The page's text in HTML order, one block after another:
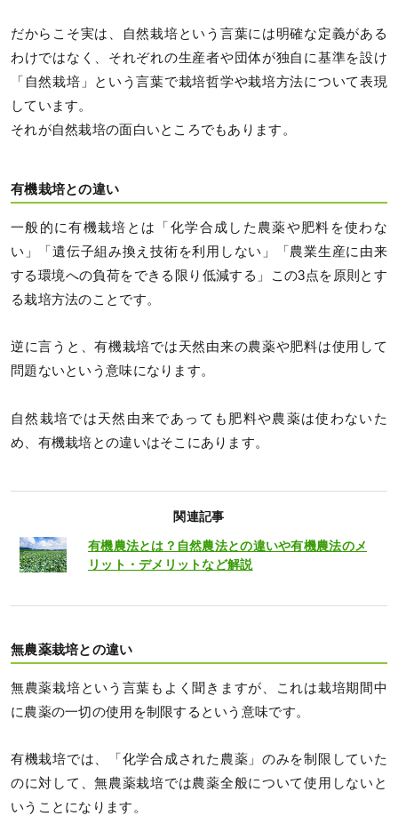
だからこそ実は、自然栽培という言葉には明確な定義がある
わけではなく、それぞれの生産者や団体が独自に基準を設け
「自然栽培」という言葉で栽培哲学や栽培方法について表現
しています。
それが自然栽培の面白いところでもあります。
有機栽培との違い
一般的に有機栽培とは「化学合成した農薬や肥料を使わな
い」「遺伝子組み換え技術を利用しない」「農業生産に由来
する環境への負荷をできる限り低減する」この3点を原則とす
る栽培方法のことです。
逆に言うと、有機栽培では天然由来の農薬や肥料は使用して
問題ないという意味になります。
自然栽培では天然由来であっても肥料や農薬は使わないた
め、有機栽培との違いはそこにあります。
関連記事
有機農法とは？自然農法との違いや有機農法のメ
リット・デメリットなど解説
無農薬栽培との違い
無農薬栽培という言葉もよく聞きますが、これは栽培期間中
に農薬の一切の使用を制限するという意味です。
有機栽培では、「化学合成された農薬」のみを制限していた
のに対して、無農薬栽培では農薬全般について使用しないと
いうことになります。